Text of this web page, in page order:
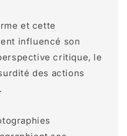
et cette
influencé son
critique, le
des actions